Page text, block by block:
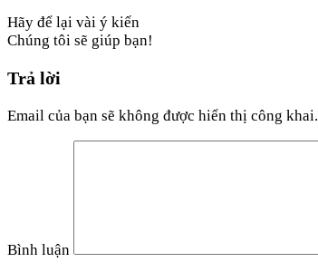
Hãy để lại vài ý kiến
Chúng tôi sẽ giúp bạn!
Trả lời
Email của bạn sẽ không được hiển thị công khai.
Bình luận